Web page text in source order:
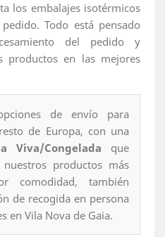
los embalajes isotérmicos
Todo está pensado
del pedido y
productos en las mejores
de envío para
de Europa, con una
Viva/Congelada que
productos más
comodidad, también
de recogida en persona
en Vila Nova de Gaia.